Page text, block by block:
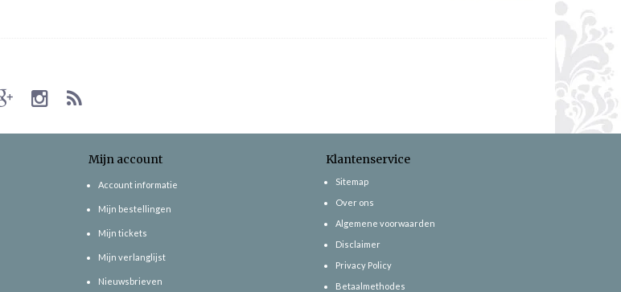
Mijn account
Account informatie
Mijn bestellingen
Mijn tickets
Mijn verlanglijst
Nieuwsbrieven
Klantenservice
Sitemap
Over ons
Algemene voorwaarden
Disclaimer
Privacy Policy
Betaalmethodes